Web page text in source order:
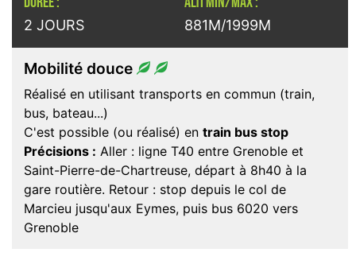
2 JOURS 881M/1999M
Mobilité douce
Réalisé en utilisant transports en commun (train,
bus, bateau...)
C'est possible (ou réalisé) en train bus stop
Précisions : Aller : ligne T40 entre Grenoble et
Saint-Pierre-de-Chartreuse, départ à 8h40 à la
gare routière. Retour : stop depuis le col de
Marcieu jusqu'aux Eymes, puis bus 6020 vers
Grenoble